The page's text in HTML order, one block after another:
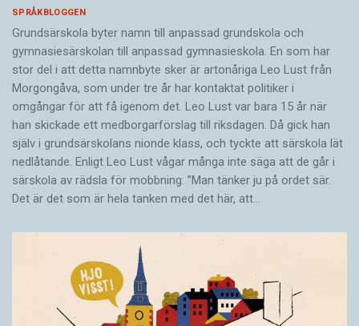
SPRÅKBLOGGEN
Grundsärskola byter namn till anpassad grundskola och
gymnasiesärskolan till anpassad gymnasieskola. En som har
stor del i att detta namnbyte sker är artonåriga Leo Lust från
Morgongåva, som under tre år har kontaktat politiker i
omgångar för att få igenom det. Leo Lust var bara 15 år när
han skickade ett medborgarförslag till riksdagen. Då gick han
själv i grundsärskolans nionde klass, och tyckte att särskola lät
nedlåtande. Enligt Leo Lust vågar många inte säga att de går i
särskola av rädsla för mobbning: ”Man tänker ju på ordet sär.
Det är det som är hela tanken med det här, att…